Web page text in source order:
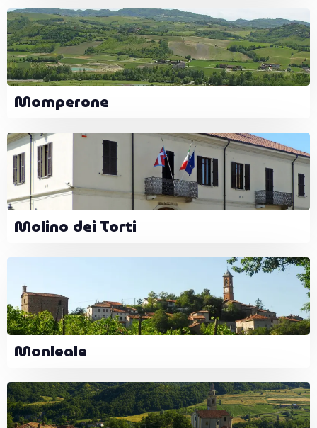
Momperone
Molino dei Torti
Monleale